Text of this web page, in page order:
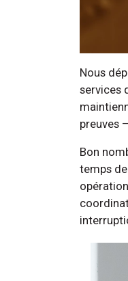
Nous
services
preuves
Bon
temps